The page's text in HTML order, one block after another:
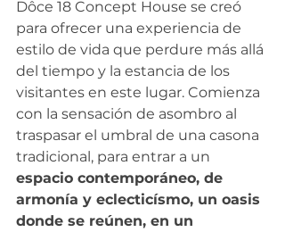
Dôce 18 Concept House se creó
para ofrecer una experiencia de
estilo de vida que perdure más allá
del tiempo y la estancia de los
visitantes en este lugar. Comienza
con la sensación de asombro al
traspasar el umbral de una casona
tradicional, para entrar a un
espacio contemporáneo, de
armonía y eclecticísmo, un oasis
donde se reúnen, en un